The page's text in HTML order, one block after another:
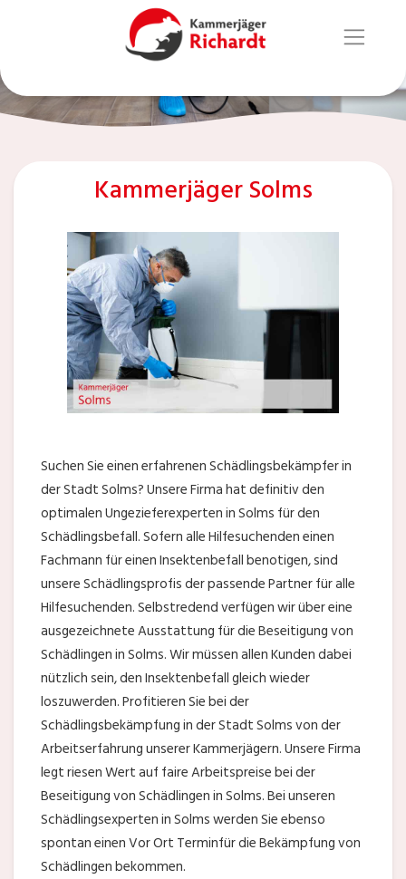
Kammerjäger Solms
Suchen Sie einen erfahrenen Schädlingsbekämpfer in
der Stadt Solms? Unsere Firma hat definitiv den
optimalen Ungezieferexperten in Solms für den
Schädlingsbefall. Sofern alle Hilfesuchenden einen
Fachmann für einen Insektenbefall benotigen, sind
unsere Schädlingsprofis der passende Partner für alle
Hilfesuchenden. Selbstredend verfügen wir über eine
ausgezeichnete Ausstattung für die Beseitigung von
Schädlingen in Solms. Wir müssen allen Kunden dabei
nützlich sein, den Insektenbefall gleich wieder
loszuwerden. Profitieren Sie bei der
Schädlingsbekämpfung in der Stadt Solms von der
Arbeitserfahrung unserer Kammerjägern. Unsere Firma
legt riesen Wert auf faire Arbeitspreise bei der
Beseitigung von Schädlingen in Solms. Bei unseren
Schädlingsexperten in Solms werden Sie ebenso
spontan einen Vor Ort Terminfür die Bekämpfung von
Schädlingen bekommen.